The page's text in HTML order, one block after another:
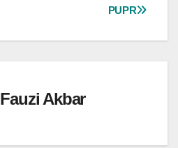
PUPR
Fauzi Akbar